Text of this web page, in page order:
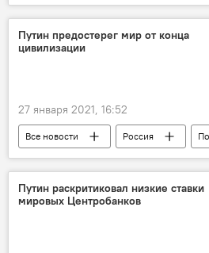
хиджаб
Видео соцсети
Путин предостерег мир от конца
цивилизации
27 января 2021, 16:52
Все новости Россия
Владимир Путин
цивилизация
Путин раскритиковал низкие ставки
мировых Центробанков